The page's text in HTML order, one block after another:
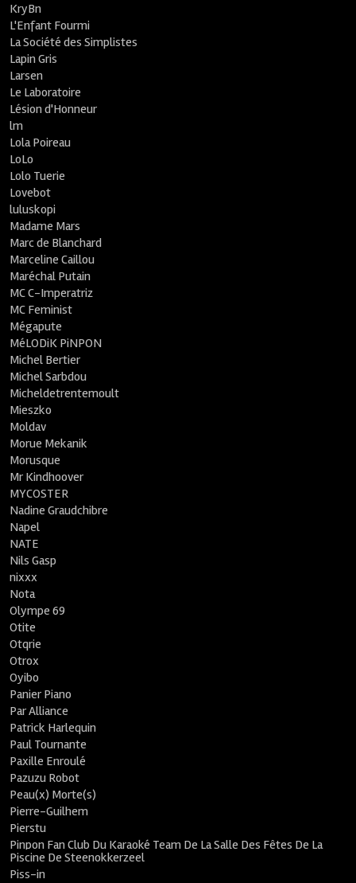
KryBn
L'Enfant Fourmi
La Société des Simplistes
Lapin Gris
Larsen
Le Laboratoire
Lésion d'Honneur
lm
Lola Poireau
LoLo
Lolo Tuerie
Lovebot
luluskopi
Madame Mars
Marc de Blanchard
Marceline Caillou
Maréchal Putain
MC C-Imperatriz
MC Feminist
Mégapute
MéLODiK PiNPON
Michel Bertier
Michel Sarbdou
Micheldetrentemoult
Mieszko
Moldav
Morue Mekanik
Morusque
Mr Kindhoover
MYCOSTER
Nadine Graudchibre
Napel
NATE
Nils Gasp
nixxx
Nota
Olympe 69
Otite
Otqrie
Otrox
Oyibo
Panier Piano
Par Alliance
Patrick Harlequin
Paul Tournante
Paxille Enroulé
Pazuzu Robot
Peau(x) Morte(s)
Pierre-Guilhem
Pierstu
Pinpon Fan Club Du Karaoké Team De La Salle Des Fêtes De La
Piscine De Steenokkerzeel
Piss-in